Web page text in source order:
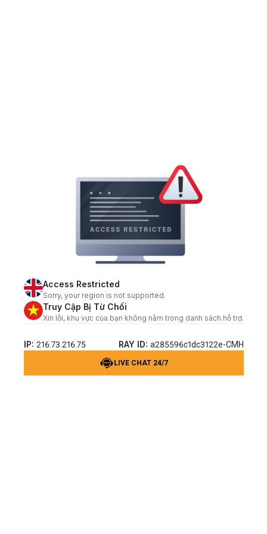
Access Restricted
Sorry, your region is not supported.
Truy Cập Bị Từ Chối
Xin lỗi, khu vực của bạn không nằm trong danh sách hỗ trợ.
IP: 216.73.216.75 RAY ID: a285596c1dc3122e-CMH
LIVE CHAT 24/7